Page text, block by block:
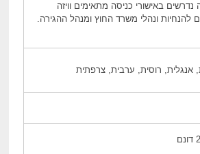
נדרשים באישורי כניסה מתאימים וויזה
להנחיות ונהלי משרד החוץ ומנהל ההגירה.
אנגלית, רוסית, ערבית, צרפתית